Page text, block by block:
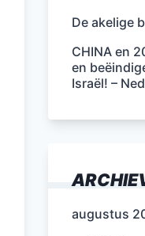
De akelige
CHINA en
en
Israël! –
augustus